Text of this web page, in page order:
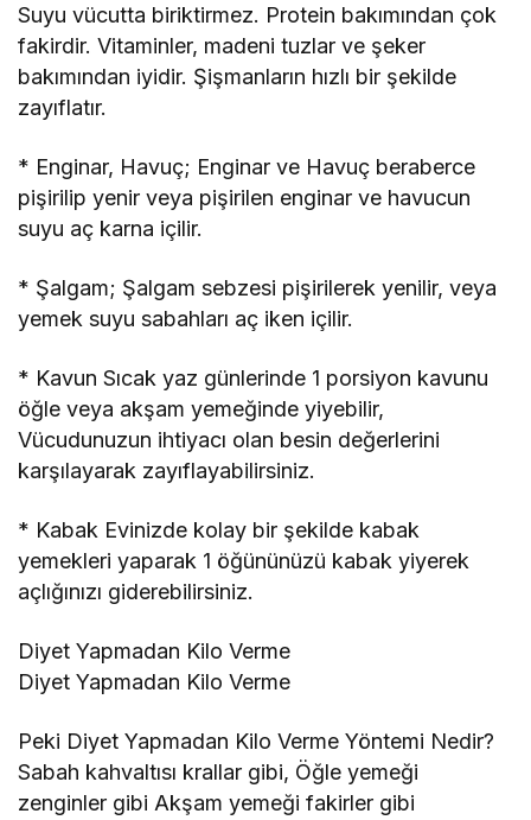
Suyu vücutta biriktirmez. Protein bakımından çok
fakirdir. Vitaminler, madeni tuzlar ve şeker
bakımından iyidir. Şişmanların hızlı bir şekilde
zayıflatır.
* Enginar, Havuç; Enginar ve Havuç beraberce
pişirilip yenir veya pişirilen enginar ve havucun
suyu aç karna içilir.
* Şalgam; Şalgam sebzesi pişirilerek yenilir, veya
yemek suyu sabahları aç iken içilir.
* Kavun Sıcak yaz günlerinde 1 porsiyon kavunu
öğle veya akşam yemeğinde yiyebilir,
Vücudunuzun ihtiyacı olan besin değerlerini
karşılayarak zayıflayabilirsiniz.
* Kabak Evinizde kolay bir şekilde kabak
yemekleri yaparak 1 öğününüzü kabak yiyerek
açlığınızı giderebilirsiniz.
Diyet Yapmadan Kilo Verme
Diyet Yapmadan Kilo Verme
Peki Diyet Yapmadan Kilo Verme Yöntemi Nedir?
Sabah kahvaltısı krallar gibi, Öğle yemeği
zenginler gibi Akşam yemeği fakirler gibi